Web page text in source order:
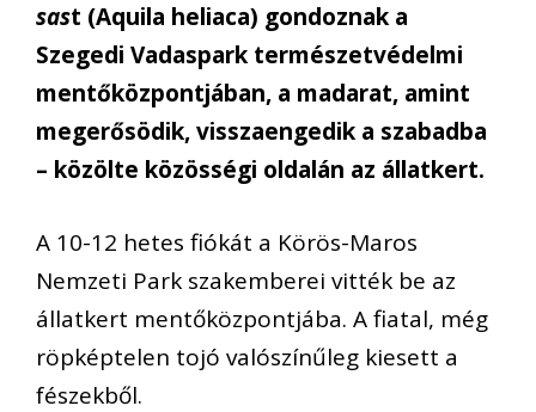
sast (Aquila heliaca) gondoznak a
Szegedi Vadaspark természetvédelmi
mentőközpontjában, a madarat, amint
megerősödik, visszaengedik a szabadba
– közölte közösségi oldalán az állatkert.
A 10-12 hetes fiókát a Körös-Maros
Nemzeti Park szakemberei vitték be az
állatkert mentőközpontjába. A fiatal, még
röpképtelen tojó valószínűleg kiesett a
fészekből.